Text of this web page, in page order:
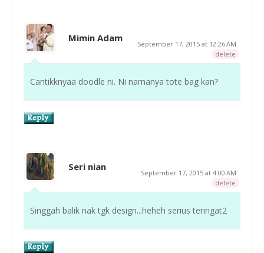
Mimin Adam
September 17, 2015 at 12:26 AM
delete
Cantikknyaa doodle ni. Ni namanya tote bag kan?
Seri nian
September 17, 2015 at 4:00 AM
delete
Singgah balik nak tgk design...heheh serius teringat2